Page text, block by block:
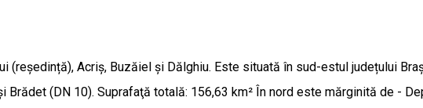
(reședință), Acriș, Buzăiel și Dălghiu. Este situată în sud-estul județului
(DN 10). Suprafaţă totală: 156,63 km² În nord este mărginită de -